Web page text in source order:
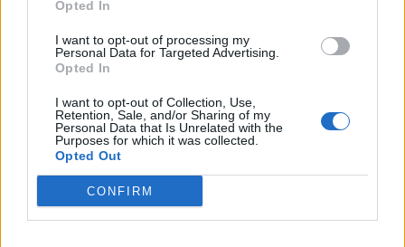
Opted In
I want to opt-out of processing my
Personal Data for Targeted Advertising.
Opted In
I want to opt-out of Collection, Use,
Retention, Sale, and/or Sharing of my
Personal Data that Is Unrelated with the
Purposes for which it was collected.
Opted Out
CONFIRM
Το Disney δίνει teaser για το documentary
“Don’t Look Back in Anger” των Oasis
Το "Don’t Look Back in Anger" καταγράφει την επανένωση